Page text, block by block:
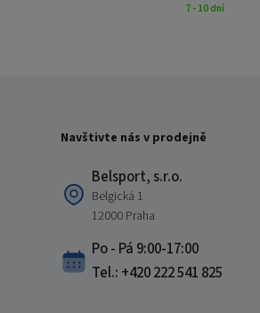
7 - 10 dní
Navštivte nás v prodejně
Belsport, s.r.o.
Belgická 1
12000 Praha
Po - Pá 9:00-17:00
Tel.: +420 222 541 825